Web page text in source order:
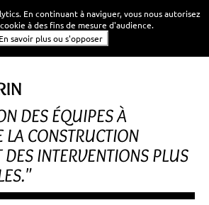
DES ÉQUIPES À
LA CONSTRUCTION
DES INTERVENTIONS PLUS
En continuant à naviguer, vous nous autorisez
à des fins de mesure d'audience.
En savoir plus ou s'opposer